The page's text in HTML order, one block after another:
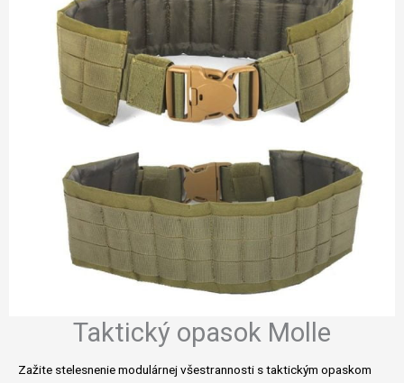
Taktický opasok Molle
Zažite stelesnenie modulárnej všestrannosti s taktickým opaskom